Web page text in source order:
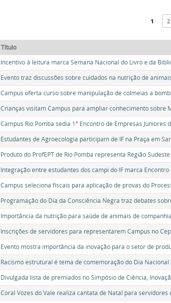
1 2
Título
Incentivo à leitura marca Semana Nacional do Livro e da
Evento traz discussões sobre cuidados na nutrição de
Campus oferta curso sobre manipulação de colmeias a
Crianças visitam Campus para ampliar conhecimento sobre
Campus Rio Pomba sedia 1º Encontro de Empresas Juniores
Estudantes de Agroecologia participam de IF na Praça em
Produto do ProfEPT de Rio Pomba representa Região
Integração entre estudantes dos campi do IF marca Encontro
Campus seleciona fiscais para aplicação de provas do
Programação do Dia da Consciência Negra traz debates
Importância da nutrição para saúde de animais de
Inscrições de servidores para representarem Campus no
Evento mostra importância da inovação para o setor de
Racismo estrutural é tema de comemoração do Dia Nacional
Divulgada lista de premiados no Simpósio de Ciência,
Coral Vozes do Vale realiza cantata de Natal para servidores